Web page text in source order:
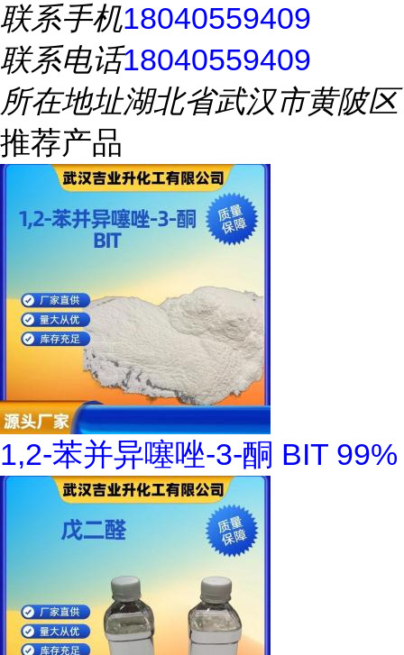
联系手机18040559409
联系电话18040559409
所在地址湖北省武汉市黄陂区
推荐产品
1,2-苯并异噻唑-3-酮 BIT 99%